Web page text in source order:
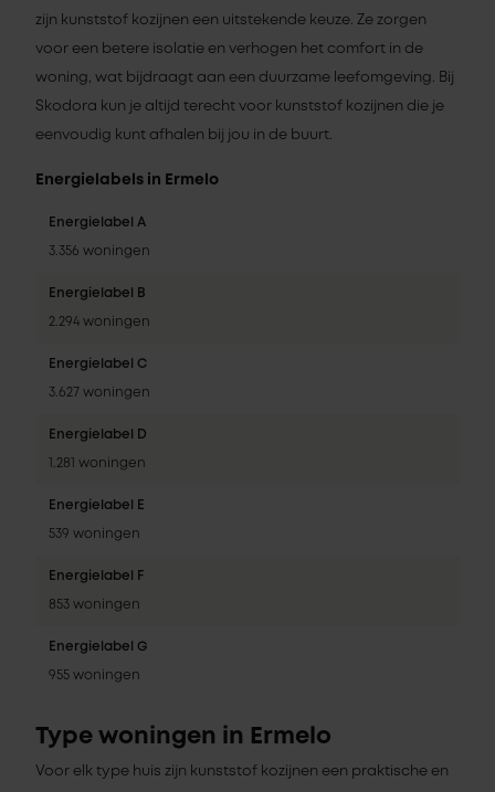
zijn kunststof kozijnen een uitstekende keuze. Ze zorgen
voor een betere isolatie en verhogen het comfort in de
woning, wat bijdraagt aan een duurzame leefomgeving. Bij
Skodora kun je altijd terecht voor kunststof kozijnen die je
eenvoudig kunt afhalen bij jou in de buurt.
Energielabels in Ermelo
Energielabel A
3.356 woningen
Energielabel B
2.294 woningen
Energielabel C
3.627 woningen
Energielabel D
1.281 woningen
Energielabel E
539 woningen
Energielabel F
853 woningen
Energielabel G
955 woningen
Type woningen in Ermelo
Voor elk type huis zijn kunststof kozijnen een praktische en